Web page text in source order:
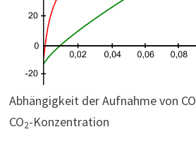
Abhängigkeit der Aufnahme von CO
CO2-Konzentration